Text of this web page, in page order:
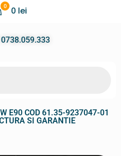
0 0 lei
0738.059.333
E90 COD 61.35-9237047-01
SI GARANTIE